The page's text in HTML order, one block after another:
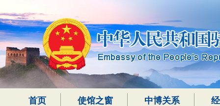
首页 使馆之窗 中博关系